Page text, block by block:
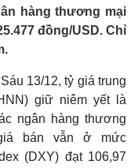
hàng thương mại
đồng/USD. Chỉ
13/12, tỷ giá trung
giữ niêm yết là
ngân hàng thương
bán vẫn ở mức
(DXY) đạt 106,97